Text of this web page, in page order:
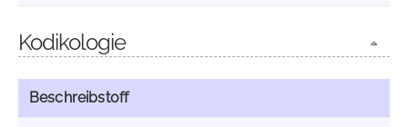
Kodikologie
Beschreibstoff